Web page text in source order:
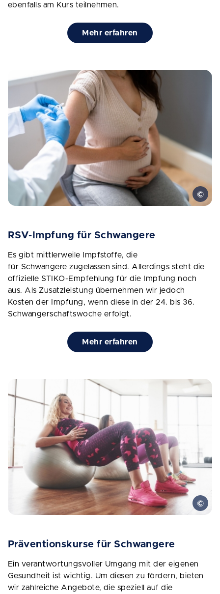
ebenfalls am Kurs teilnehmen.
Mehr erfahren
RSV-Impfung für Schwangere
Es gibt mittlerweile Impfstoffe, die
für Schwangere zugelassen sind. Allerdings steht die
offizielle STIKO-Empfehlung für die Impfung noch
aus. Als Zusatzleistung übernehmen wir jedoch
Kosten der Impfung, wenn diese in der 24. bis 36.
Schwangerschaftswoche erfolgt.
Mehr erfahren
Präventionskurse für Schwangere
Ein verantwortungsvoller Umgang mit der eigenen
Gesundheit ist wichtig. Um diesen zu fördern, bieten
wir zahlreiche Angebote, die speziell auf die